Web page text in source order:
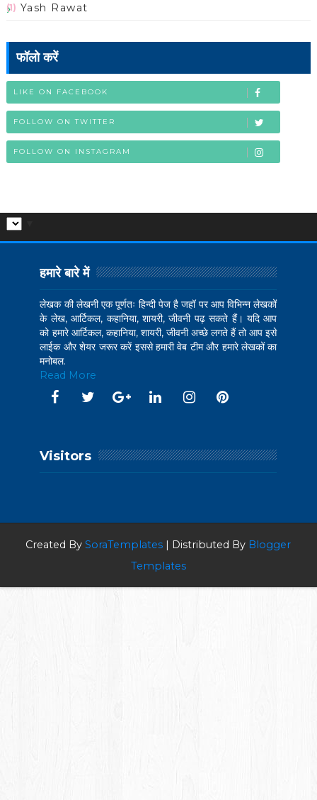
Yash Rawat
(1)
फॉलो करें
LIKE ON FACEBOOK
FOLLOW ON TWITTER
FOLLOW ON INSTAGRAM
हमारे बारे में
लेखक की लेखनी एक पूर्णतः हिन्दी पेज है जहॉ पर आप विभिन्न लेखकों
के लेख, आर्टिकल, कहानिया, शायरी, जीवनी पढ़ सकते हैं। यदि आप
को हमारे आर्टिकल, कहानिया, शायरी, जीवनी अच्छे लगते हैं तो आप इसे
लाईक और शेयर जरूर करें इससे हमारी वेब टीम और हमारे लेखकों का
मनोबल.
Read More
Visitors
Created BySoraTemplates | Distributed By Blogger
Templates